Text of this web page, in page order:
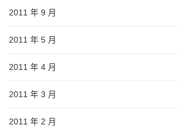
2011 年 9 月
2011 年 5 月
2011 年 4 月
2011 年 3 月
2011 年 2 月